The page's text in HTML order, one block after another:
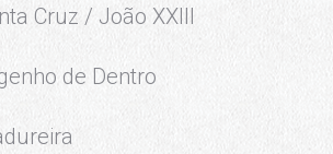
Cruz / João XXIII
de Dentro